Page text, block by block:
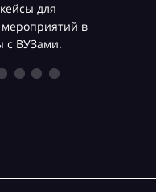
для
в
с ВУЗами.